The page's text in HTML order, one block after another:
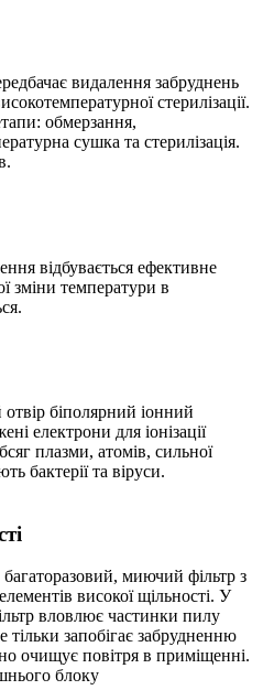
видалення забруднень
стерилізації.
обмерзання,
сушка та стерилізація.
відбувається ефективне
зміни температури в
біполярний іонний
електрони для іонізації
плазми, атомів, сильної
бактерії та віруси.
миючий фільтр з
високої щільності. У
вловлює частинки пилу
запобігає забрудненню
очищує повітря в приміщенні.